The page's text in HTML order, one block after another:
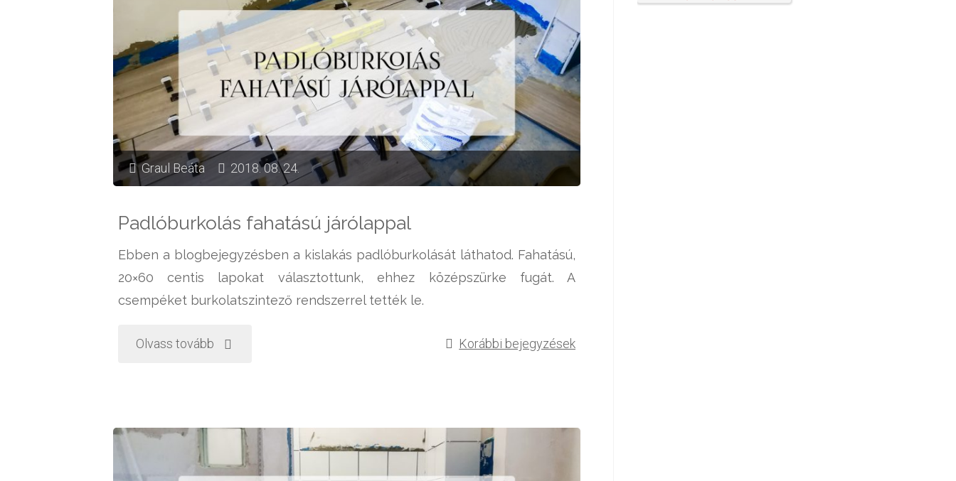
Graul Beáta 2018. 08. 24.
Padlóburkolás fahatású járólappal
Ebben a blogbejegyzésben a kislakás padlóburkolását láthatod. Fahatású,
20×60 centis lapokat választottunk, ehhez középszürke fugát. A
csempéket burkolatszintező rendszerrel tették le.
Olvass tovább "Padlóburkolás Korábbi bejegyzések